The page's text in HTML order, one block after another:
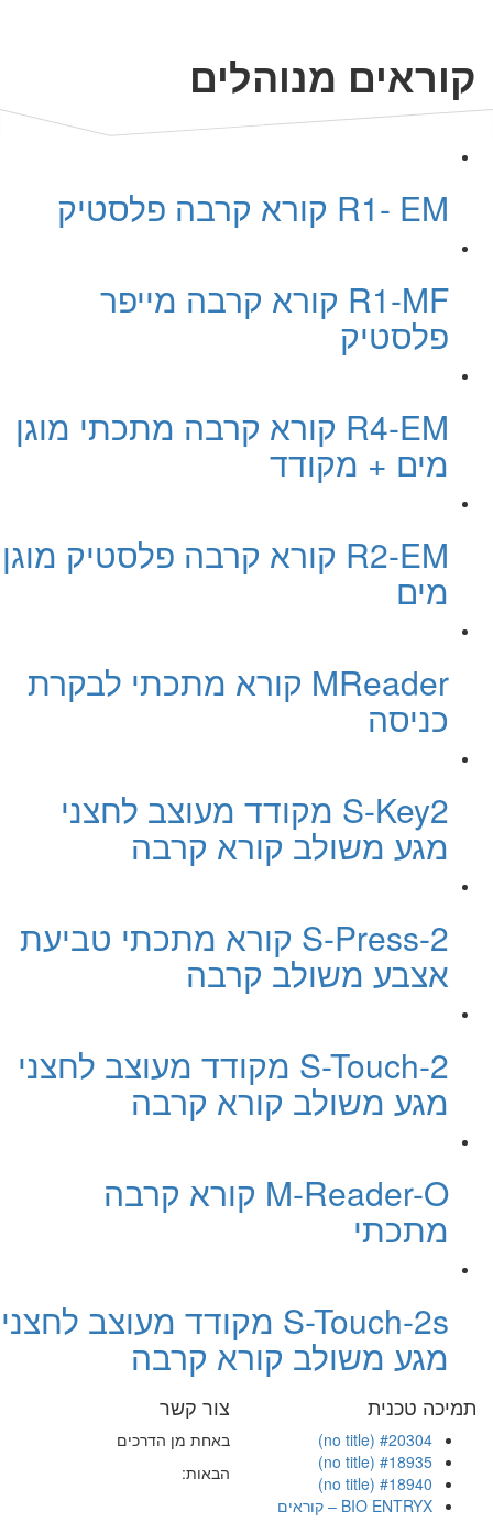
קוראים מנוהלים
R1- EM קורא קרבה פלסטיק
R1-MF קורא קרבה מייפר
פלסטיק
R4-EM קורא קרבה מתכתי מוגן
מים + מקודד
R2-EM קורא קרבה פלסטיק מוגן
מים
MReader קורא מתכתי לבקרת
כניסה
S-Key2 מקודד מעוצב לחצני
מגע משולב קורא קרבה
S-Press-2 קורא מתכתי טביעת
אצבע משולב קרבה
S-Touch-2 מקודד מעוצב לחצני
מגע משולב קורא קרבה
M-Reader-O קורא קרבה
מתכתי
S-Touch-2s מקודד מעוצב לחצני
מגע משולב קורא קרבה
צור קשר
באחת מן הדרכים
הבאות:
תמיכה טכנית
#20304 (no title)
#18935 (no title)
#18940 (no title)
BIO ENTRYX – קוראים